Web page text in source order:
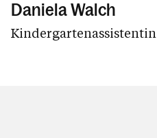
Daniela Walch
Kindergartenassistentin